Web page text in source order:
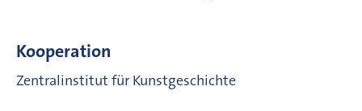
Kooperation
Zentralinstitut für Kunstgeschichte